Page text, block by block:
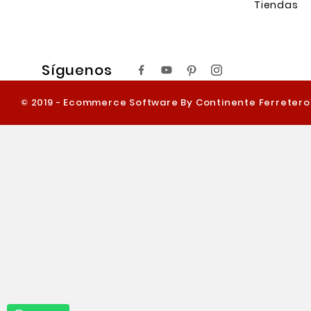
Tiendas
Síguenos
© 2019 - Ecommerce Software By Continente